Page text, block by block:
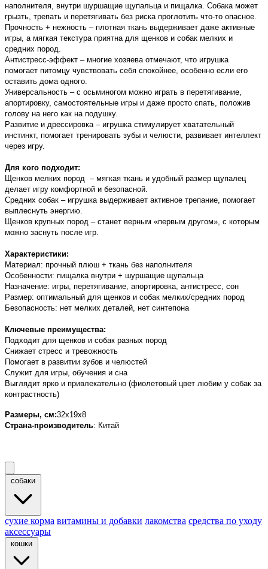
наполнителя, внутри шуршащие щупальца и пищалка. Собака может
грызть, трепать и перетягивать без риска проглотить что-то опасное.
Прочность + нежность – плотная ткань выдерживает даже активные
игры, а мягкая текстура приятна для щенков и собак мелких и
средних пород.
Антистресс-эффект – многие хозяева отмечают, что игрушка
помогает питомцу чувствовать себя спокойнее, особенно если его
оставить дома одного.
Универсальность – с осьминогом можно играть в перетягивание,
апортировку, самостоятельные игры и даже просто спать, положив
голову на него как на подушку.
Развитие и дрессировка – игрушка стимулирует хватательный
инстинкт, помогает тренировать зубы и челюсти, развивает интеллект
через игру.
Для кого подходит:
Щенков мелких пород – мягкая ткань и удобный размер щупалец
делает игру комфортной и безопасной.
Средних собак – игрушка выдерживает активное трепание, помогает
выплеснуть энергию.
Щенков крупных пород – станет верным «первым другом», с которым
можно заснуть после игр.
Характеристики:
Материал: прочный плюш + ткань без наполнителя
Особенности: пищалка внутри + шуршащие щупальца
Назначение: игры, перетягивание, апортировка, антистресс, сон
Размер: оптимальный для щенков и собак мелких/средних пород
Безопасность: нет мелких деталей, нет синтепона
Ключевые преимущества:
Подходит для щенков и собак разных пород
Снижает стресс и тревожность
Помогает в развитии зубов и челюстей
Служит для игры, обучения и сна
Выглядит ярко и привлекательно (фиолетовый цвет любим у собак за
контрастность)
Размеры, см:32х19x8
Страна-производитель: Китай
собаки
cухие корма витамины и добавки лакомства средства по уходу
аксессуары
кошки